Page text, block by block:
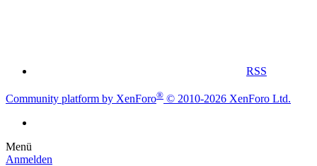
RSS
Community platform by XenForo® © 2010-2026 XenForo Ltd.
Menü
Anmelden